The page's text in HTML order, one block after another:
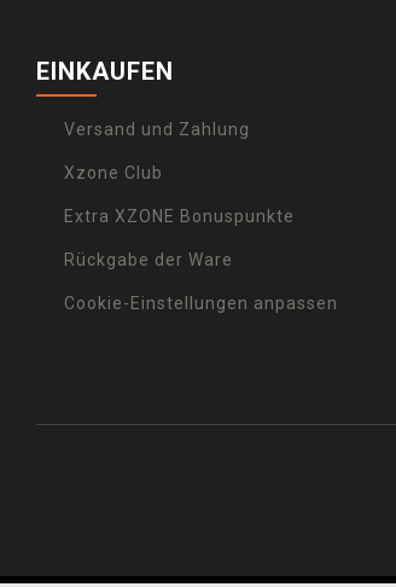
EINKAUFEN
Versand und Zahlung
Xzone Club
Extra XZONE Bonuspunkte
Rückgabe der Ware
Cookie-Einstellungen anpassen